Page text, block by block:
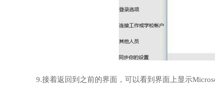
9.接着返回到之前的界面，可以看到界面上显示